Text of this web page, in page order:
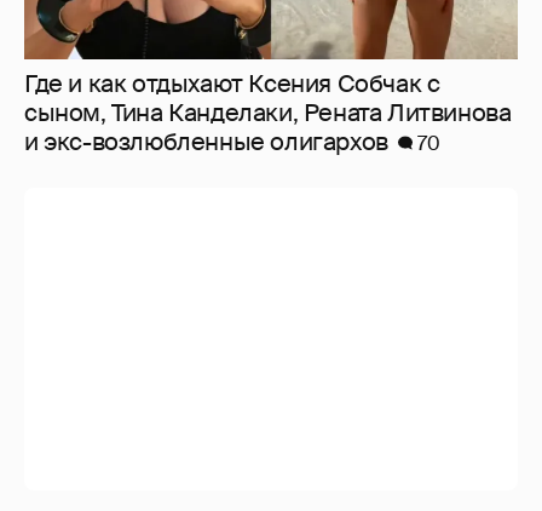
Где и как отдыхают Ксения Собчак с
сыном, Тина Канделаки, Рената Литвинова
и экс-возлюбленные олигархов
70